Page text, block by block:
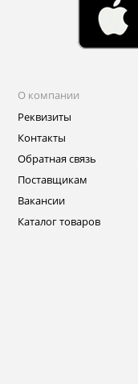
О компании
Реквизиты
Контакты
Обратная связь
Поставщикам
Вакансии
Каталог товаров